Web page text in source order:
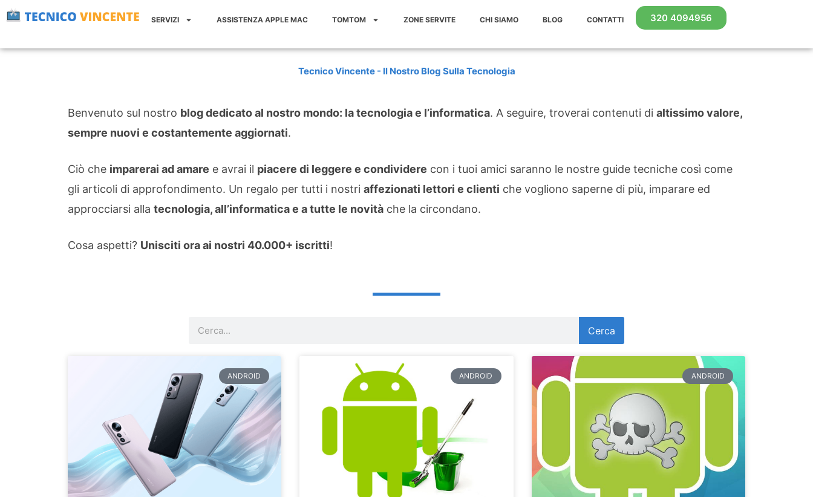
Vai
al
SERVIZI ASSISTENZA APPLE MAC TOMTOM ZONE SERVITE CHI SIAMO BLOG CONTATTI 320 4094956
Tecnico Vincente - Il Nostro Blog Sulla Tecnologia
Benvenuto sul nostro blog dedicato al nostro mondo: la tecnologia e l’informatica. A seguire, troverai contenuti di altissimo valore,
sempre nuovi e costantemente aggiornati.
Ciò che imparerai ad amare e avrai il piacere di leggere e condividere con i tuoi amici saranno le nostre guide tecniche così come
gli articoli di approfondimento. Un regalo per tutti i nostri affezionati lettori e clienti che vogliono saperne di più, imparare ed
approcciarsi alla tecnologia, all’informatica e a tutte le novità che la circondano.
Cosa aspetti? Unisciti ora ai nostri 40.000+ iscritti!
Cerca Cerca
ANDROID ANDROID ANDROID
Pagina